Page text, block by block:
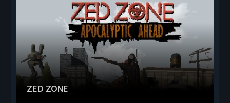
ZED ZONE